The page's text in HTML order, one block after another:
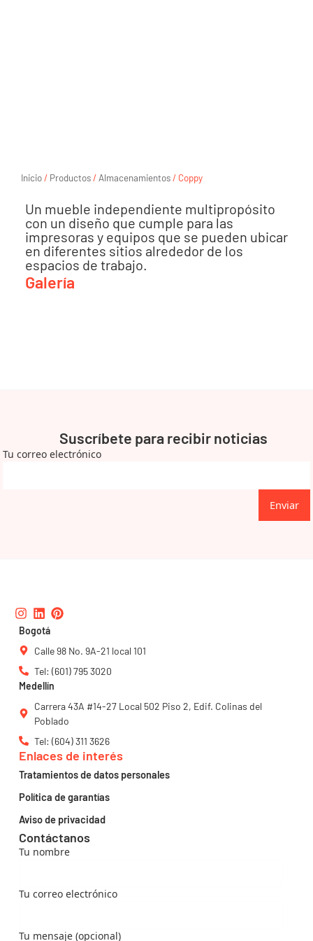
Inicio/ Productos/Almacenamientos/ Coppy
Un mueble independiente multipropósito
con un diseño que cumple para las
impresoras y equipos que se pueden ubicar
en diferentes sitios alrededor de los
espacios de trabajo.
Galería
Suscríbete para recibir noticias
Tu correo electrónico
Enviar
Instagram
Linkedin
Pinterest
Bogotá
Calle 98 No. 9A-21 local 101
Tel: (601) 795 3020
Medellín
Carrera 43A #14-27 Local 502 Piso 2, Edif. Colinas del
Poblado
Tel: (604) 311 3626
Contáctanos
Tu nombre
Tu correo electrónico
Tu mensaje (opcional)
Enlaces de interés
Tratamientos de datos personales
Política de garantías
Aviso de privacidad